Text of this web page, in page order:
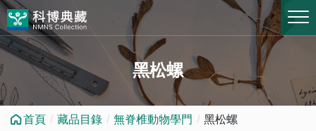
跳到中央內容區塊
黑松螺
首頁 藏品目錄 無脊椎動物學門 黑松螺